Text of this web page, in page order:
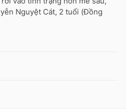
Nguyệt Cát, 2 tuổi (Đồng